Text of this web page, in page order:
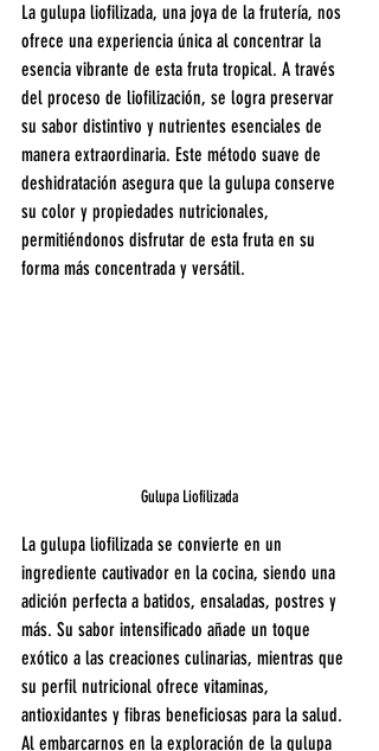
La gulupa liofilizada, una joya de la frutería, nos
ofrece una experiencia única al concentrar la
esencia vibrante de esta fruta tropical. A través
del proceso de liofilización, se logra preservar
su sabor distintivo y nutrientes esenciales de
manera extraordinaria. Este método suave de
deshidratación asegura que la gulupa conserve
su color y propiedades nutricionales,
permitiéndonos disfrutar de esta fruta en su
forma más concentrada y versátil.
Gulupa Liofilizada
La gulupa liofilizada se convierte en un
ingrediente cautivador en la cocina, siendo una
adición perfecta a batidos, ensaladas, postres y
más. Su sabor intensificado añade un toque
exótico a las creaciones culinarias, mientras que
su perfil nutricional ofrece vitaminas,
antioxidantes y fibras beneficiosas para la salud.
Al embarcarnos en la exploración de la gulupa